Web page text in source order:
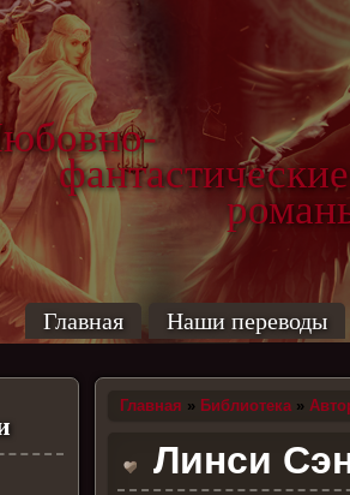
Главная Наши переводы
Главная » Библиотека»
Линси